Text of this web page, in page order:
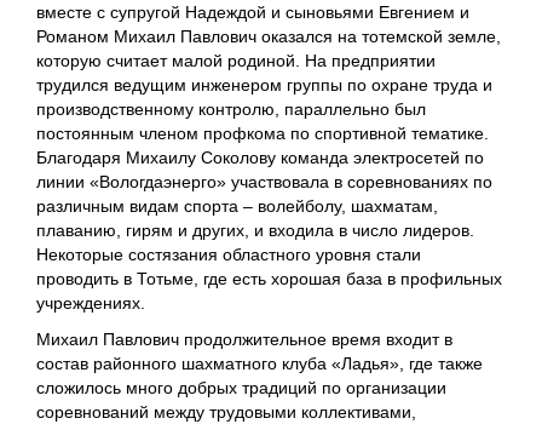
вместе с супругой Надеждой и сыновьями Евгением и
Романом Михаил Павлович оказался на тотемской земле,
которую считает малой родиной. На предприятии
трудился ведущим инженером группы по охране труда и
производственному контролю, параллельно был
постоянным членом профкома по спортивной тематике.
Благодаря Михаилу Соколову команда электросетей по
линии «Вологдаэнерго» участвовала в соревнованиях по
различным видам спорта – волейболу, шахматам,
плаванию, гирям и других, и входила в число лидеров.
Некоторые состязания областного уровня стали
проводить в Тотьме, где есть хорошая база в профильных
учреждениях.
Михаил Павлович продолжительное время входит в
состав районного шахматного клуба «Ладья», где также
сложилось много добрых традиций по организации
соревнований между трудовыми коллективами,